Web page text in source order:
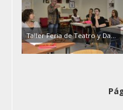
Taller Feria de Teatro y Da...